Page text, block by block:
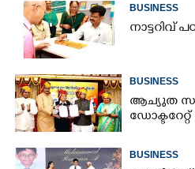
BUSINESS
നാ​ട്ട​റി​വ്
BUSINESS
ആച്യുത
ഡോക്ടറേറ്റ്
BUSINESS